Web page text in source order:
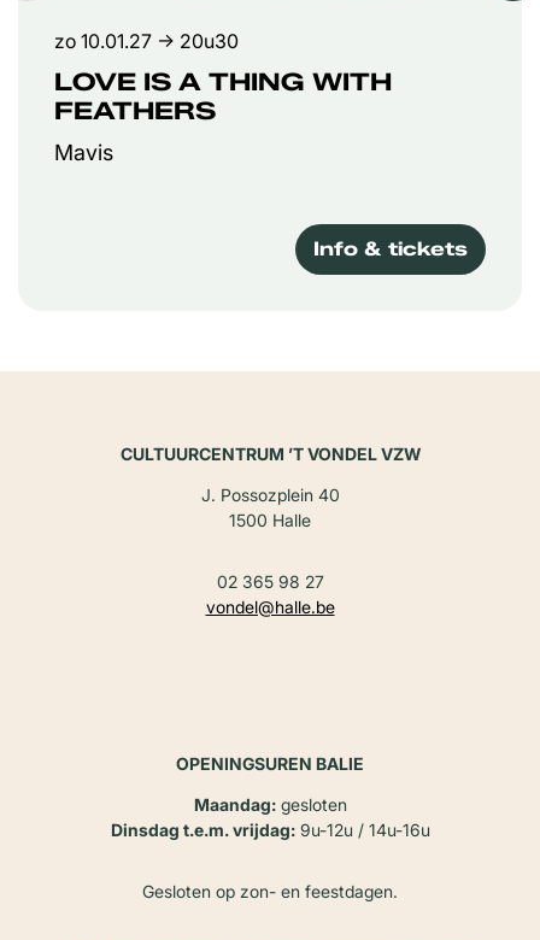
LOVE IS A THING WITH
FEATHERS
Mavis
zo 10.01.27 → 20u30
Info & tickets
CULTUURCENTRUM ’T VONDEL VZW
J. Possozplein 40
1500 Halle
02 365 98 27
vondel@halle.be
OPENINGSUREN BALIE
Maandag:gesloten
Dinsdag t.e.m. vrijdag:9u-12u / 14u-16u
Gesloten op zon- en feestdagen.